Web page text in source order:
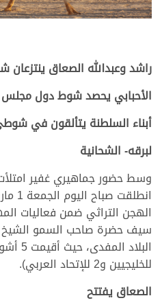
راشد وعبدالله الصعاق
الأحبابي يحصد شوط دول مجلس
أبناء السلطنة يتألقون في
لبرقه- الشحانية
وسط حضور جماهيري غفير
الهجن التراثي ضمن فعاليات
سيف حضرة صاحب السمو الشيخ
للخليجيين و2 للإتحاد العربي).
الصعاق يفتتح